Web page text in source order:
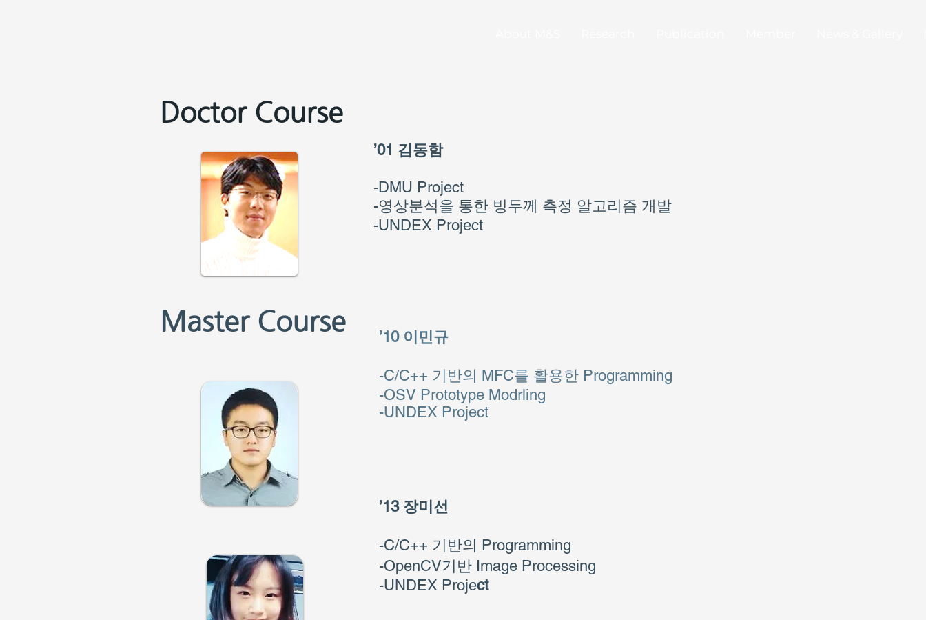
Doctor Course
’01 김동함
-DMU Project
-영상분석을 통한 빙두께 측정 알고리즘 개발
​-UNDEX Project
Master Course
’10 이민규
-C/C++ 기반의 MFC를 활용한 Programming
-OSV Prototype Modrling
​-UNDEX Project
’13 장미선
-C/C++ 기반의 Programming
-OpenCV기반 Image Processing
​-UNDEX Project